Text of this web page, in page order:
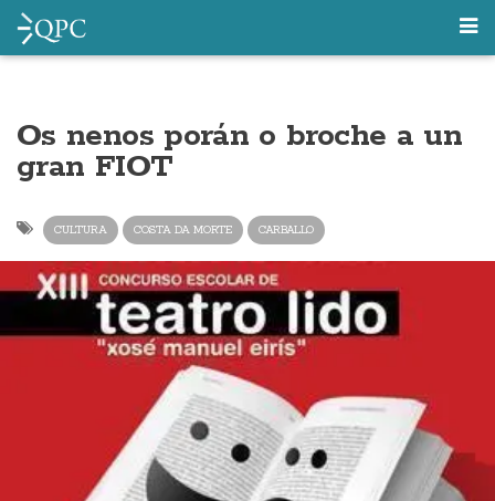
Os nenos porán o broche a un
gran FIOT
CULTURA COSTA DA MORTE CARBALLO